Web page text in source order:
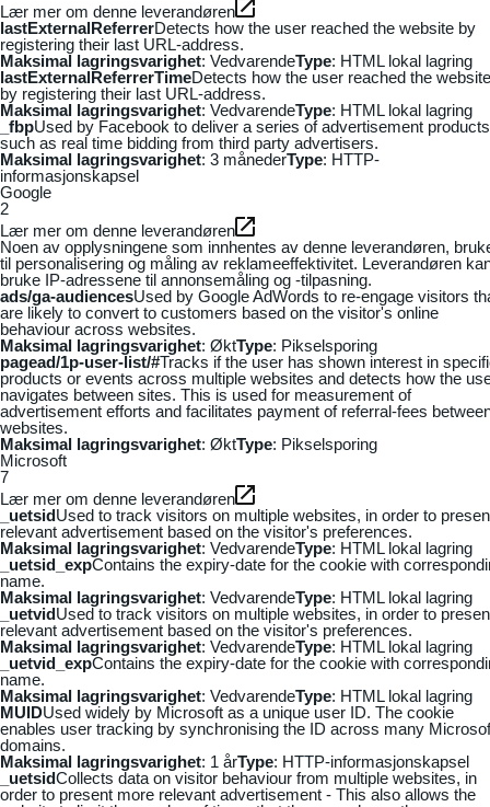
Lær mer om denne leverandøren
lastExternalReferrerDetects how the user reached the website by
registering their last URL-address.
Maksimal lagringsvarighet: VedvarendeType: HTML lokal lagring
lastExternalReferrerTimeDetects how the user reached the website
by registering their last URL-address.
Maksimal lagringsvarighet: VedvarendeType: HTML lokal lagring
_fbpUsed by Facebook to deliver a series of advertisement products
such as real time bidding from third party advertisers.
Maksimal lagringsvarighet: 3 månederType: HTTP-
informasjonskapsel
Google
2
Lær mer om denne leverandøren
Noen av opplysningene som innhentes av denne leverandøren,
til personalisering og måling av reklameeffektivitet. Leverandøren
bruke IP-adressene til annonsemåling og -tilpasning.
ads/ga-audiencesUsed by Google AdWords to re-engage visitors
are likely to convert to customers based on the visitor's online
behaviour across websites.
Maksimal lagringsvarighet: ØktType: Pikselsporing
pagead/1p-user-list/#Tracks if the user has shown interest in
products or events across multiple websites and detects how the
navigates between sites. This is used for measurement of
advertisement efforts and facilitates payment of referral-fees
websites.
Maksimal lagringsvarighet: ØktType: Pikselsporing
Microsoft
7
Lær mer om denne leverandøren
_uetsidUsed to track visitors on multiple websites, in order to
relevant advertisement based on the visitor's preferences.
Maksimal lagringsvarighet: VedvarendeType: HTML lokal lagring
_uetsid_expContains the expiry-date for the cookie with
name.
Maksimal lagringsvarighet: VedvarendeType: HTML lokal lagring
_uetvidUsed to track visitors on multiple websites, in order to
relevant advertisement based on the visitor's preferences.
Maksimal lagringsvarighet: VedvarendeType: HTML lokal lagring
_uetvid_expContains the expiry-date for the cookie with
name.
Maksimal lagringsvarighet: VedvarendeType: HTML lokal lagring
MUIDUsed widely by Microsoft as a unique user ID. The cookie
enables user tracking by synchronising the ID across many
domains.
Maksimal lagringsvarighet: 1 årType: HTTP-informasjonskapsel
_uetsidCollects data on visitor behaviour from multiple websites, in
order to present more relevant advertisement - This also allows the